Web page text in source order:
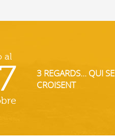
al
3 REGARDS... QUI SE
CROISENT